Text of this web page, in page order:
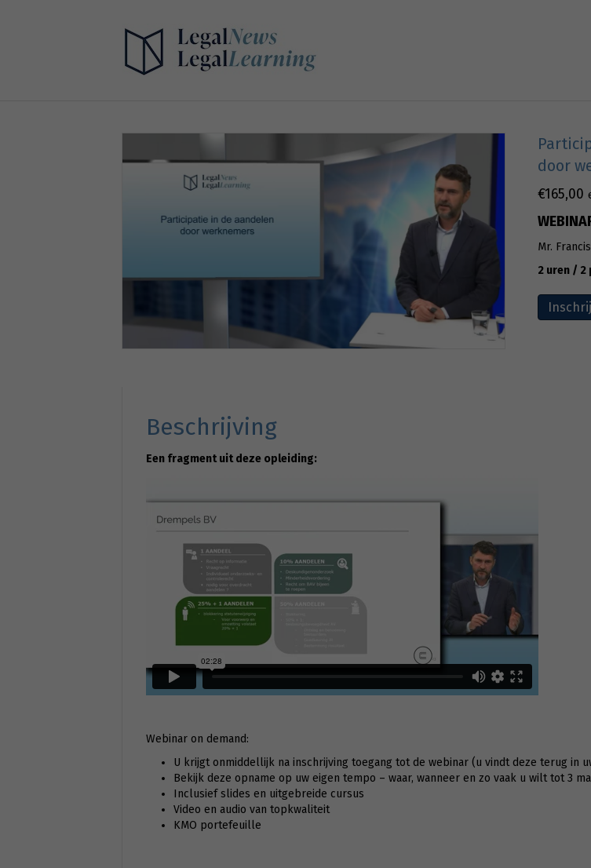
door
€165,00
Mr.
2 uren / 2
Beschrijving
Een fragment uit deze opleiding:
Webinar on demand:
U krijgt onmiddellijk na inschrijving toegang tot de webinar (u vindt deze terug in
Bekijk deze opname op uw eigen tempo – waar, wanneer en zo vaak u wilt tot 3
Inclusief slides en uitgebreide cursus
Video en audio van topkwaliteit
KMO portefeuille